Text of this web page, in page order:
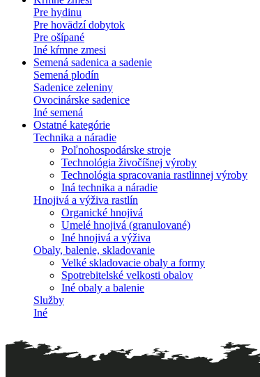
Pre hydinu
Pre hovädzí dobytok
Pre ošípané
Iné kŕmne zmesi
Semená sadenica a sadenie
Semená plodín
Sadenice zeleniny
Ovocinárske sadenice
Iné semená
Ostatné kategórie
Technika a náradie
Poľnohospodárske stroje
Technológia živočíšnej výroby
Technológia spracovania rastlinnej výroby
Iná technika a náradie
Hnojivá a výživa rastlín
Organické hnojivá
Umelé hnojivá (granulované)
Iné hnojivá a výživa
Obaly, balenie, skladovanie
Velké skladovacie obaly a formy
Spotrebitelské velkosti obalov
Iné obaly a balenie
Služby
Iné